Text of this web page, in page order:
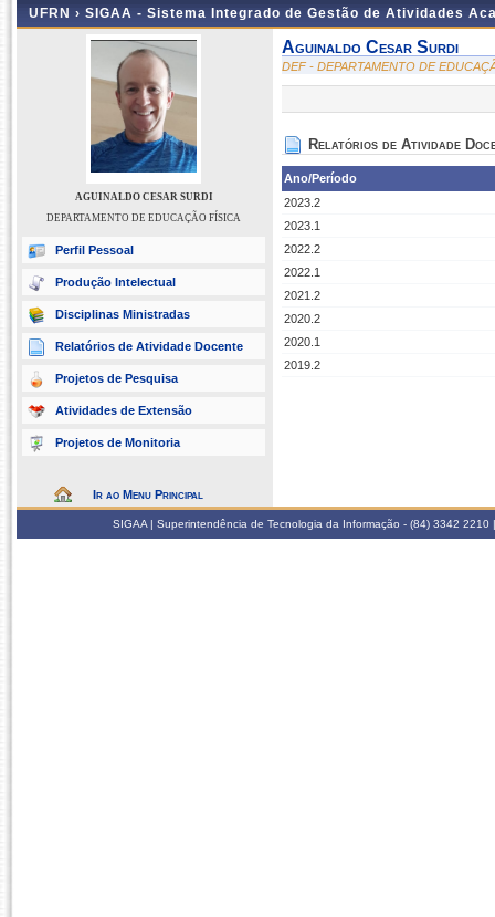
UFRN › SIGAA - Sistema Integrado de Gestão de Atividades
AGUINALDO CESAR SURDI
DEPARTAMENTO DE EDUCAÇÃO FÍSICA
Perfil Pessoal
Produção Intelectual
Disciplinas Ministradas
Relatórios de Atividade Docente
Projetos de Pesquisa
Atividades de Extensão
Projetos de Monitoria
Ir ao Menu Principal
Aguinaldo Cesar Surdi
DEF - DEPARTAMENTO DE
Relatórios de Atividade
Ano/Período
2023.2
2023.1
2022.2
2022.1
2021.2
2020.2
2020.1
2019.2
SIGAA | Superintendência de Tecnologia da Informação - (84) 3342